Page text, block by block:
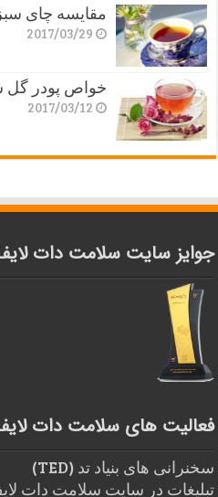
مقایسه چای
2017/03/29
خواص پودر
2017/03/12
جوایز سایت سلامت دات
فعالیت های سلامت دات
سخنرانی های بنیاد تد (TED)
تبلیغات در سایت سلامت دات